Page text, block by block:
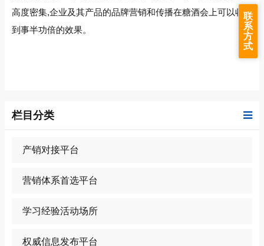
高度密集,企业及其产品的品牌营销和传播在糖酒会上可以收
到事半功倍的效果。
栏目分类
产销对接平台
营销体系首选平台
学习经验活动场所
权威信息发布平台
联
系
方
式